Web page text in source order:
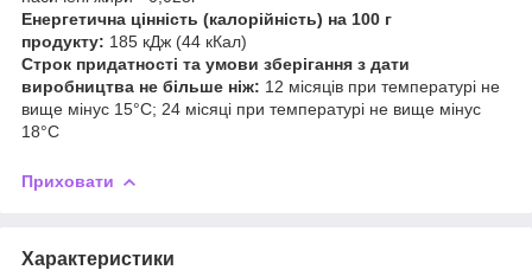
Енергетична цінність (калорійність) на 100 г
продукту: 185 кДж (44 кКал)
Строк придатності та умови зберігання з дати
виробництва не більше ніж: 12 місяців при температурі не
вище мінус 15°С; 24 місяці при температурі не вище мінус
18°С
Приховати
Характеристики